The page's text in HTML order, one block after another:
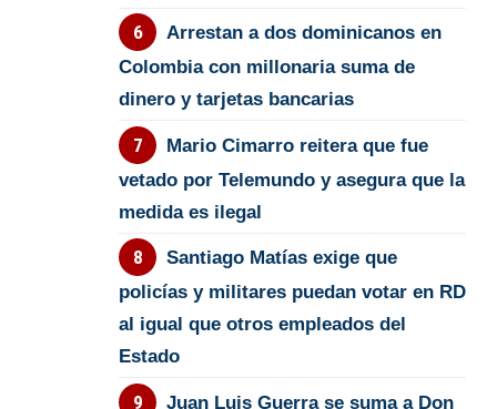
Arrestan a dos dominicanos en
Colombia con millonaria suma de
dinero y tarjetas bancarias
Mario Cimarro reitera que fue
vetado por Telemundo y asegura que la
medida es ilegal
Santiago Matías exige que
policías y militares puedan votar en RD
al igual que otros empleados del
Estado
Juan Luis Guerra se suma a Don